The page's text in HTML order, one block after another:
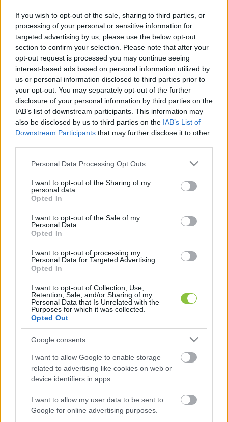
If you wish to opt-out of the sale, sharing to third parties, or
processing of your personal or sensitive information for
targeted advertising by us, please use the below opt-out
section to confirm your selection. Please note that after your
opt-out request is processed you may continue seeing
interest-based ads based on personal information utilized by
us or personal information disclosed to third parties prior to
your opt-out. You may separately opt-out of the further
disclosure of your personal information by third parties on the
IAB’s list of downstream participants. This information may
also be disclosed by us to third parties on the IAB’s List of
Downstream Participants that may further disclose it to other
Please note that this website/app uses one or more Google
not limited to your visit or usage behaviour. You may click to
grant or deny consent to Google and its third-party tags to
use your data for below specified purposes in below Google
consent section.
Personal Data Processing Opt Outs
I want to opt-out of the Sharing of my
personal data.
Opted In
I want to opt-out of the Sale of my
Personal Data.
Opted In
I want to opt-out of processing my
Personal Data for Targeted Advertising.
Opted In
I want to opt-out of Collection, Use,
Retention, Sale, and/or Sharing of my
Personal Data that Is Unrelated with the
Purposes for which it was collected.
Opted Out
Google consents
I want to allow Google to enable storage
related to advertising like cookies on web or
device identifiers in apps.
I want to allow my user data to be sent to
Google for online advertising purposes.
Pártnak. Magyar Péter leendő miniszterelnök
péntek reggel bejelentette, hogy visszautalja a
pénzt – írta a 444. Lapszemle.
„100 millió forintot adtam a választások előtt a
Tisza Pártnak. Egy élhető Magyarországot kérek
érte” – mondta a csütörtöki interjúban Wáberer
György.
„Miután ez a hír eljutott hozzám, megnézettem, mi
valóban átutalt 5×20 millió forintot a TISZA
számlájára. Előtte tudomásom szerint semmit”
Magyar Péter, a Tisza Párt elnöke a
Facebookon
A leendő miniszterelnök kifejtette, nagyon
büszkék arra, hogy a pártfinanszírozás
törvényesen és transzparensen zajlik, és hálásak
minket a rendszerváltó kártyán keresztül”
„Még a látszatát is szeretnénk elkerülni annak,
hogy bármelyik oldalon álló vállalkozót/oligarchát